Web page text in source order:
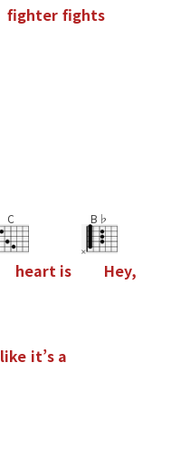
fghter fghts
C
heart is
B♭
Hey,
like it’s a